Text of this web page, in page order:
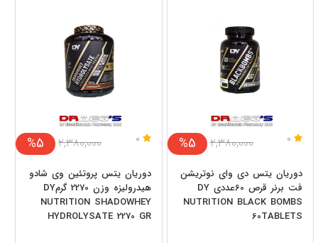
0
%5 ۲,۳۸۰,۰۰۰
دوریان یتس دی وای نوتریشن
فت برنر قرص 60عددی DY
NUTRITION BLACK BOMBS
60TABLETS
0
%5 ۲,۳۸۰,۰۰۰
دوریان یتس پروتئین وی شادو
هیدرولیزه وزن 2270 گرمDY
NUTRITION SHADOWHEY
HYDROLYSATE 2270 GR